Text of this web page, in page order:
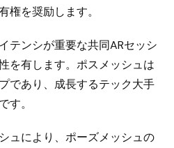
権を奨励します。
テンシが重要な共同ARセッシ
を有します。ポスメッシュは
であり、成長するテック大手
す。
ュにより、ポーズメッシュの